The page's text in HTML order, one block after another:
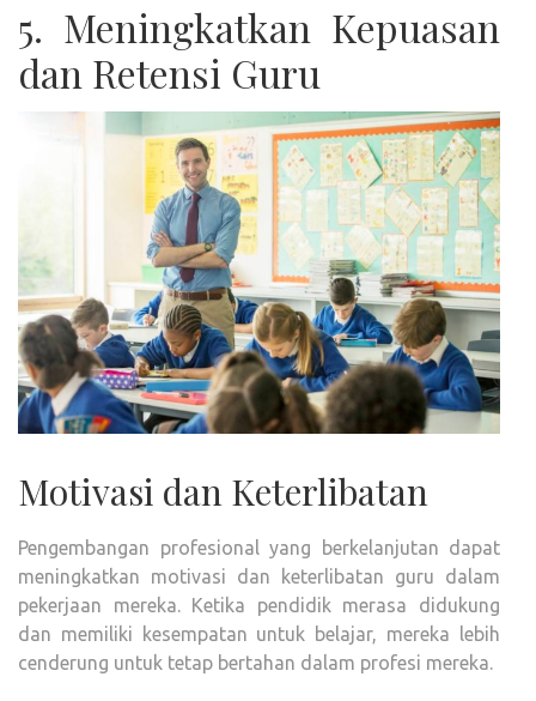
5. Meningkatkan Kepuasan
dan Retensi Guru
Motivasi dan Keterlibatan
Pengembangan profesional yang berkelanjutan dapat
meningkatkan motivasi dan keterlibatan guru dalam
pekerjaan mereka. Ketika pendidik merasa didukung
dan memiliki kesempatan untuk belajar, mereka lebih
cenderung untuk tetap bertahan dalam profesi mereka.